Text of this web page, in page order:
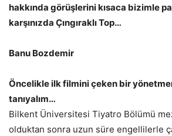
hakkında görüşlerini kısaca bizimle
karşınızda Çıngıraklı Top…
Banu Bozdemir
Öncelikle ilk filmini çeken bir
tanıyalım…
Bilkent Üniversitesi Tiyatro Bölümü
olduktan sonra uzun süre engellilerle